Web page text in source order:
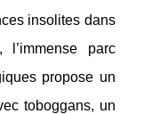
insolites dans
parc
propose un
toboggans, un